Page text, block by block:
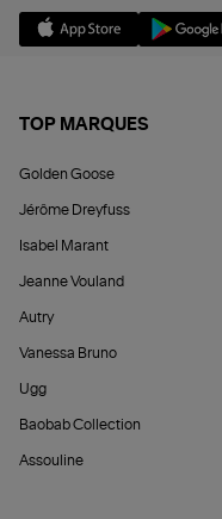
TOP MARQUES
Golden Goose
Jérôme Dreyfuss
Isabel Marant
Jeanne Vouland
Autry
Vanessa Bruno
Ugg
Baobab Collection
Assouline